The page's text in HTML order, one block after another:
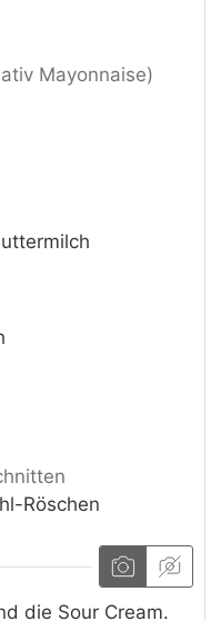
Mayonnaise)
Röschen
die Sour Cream.